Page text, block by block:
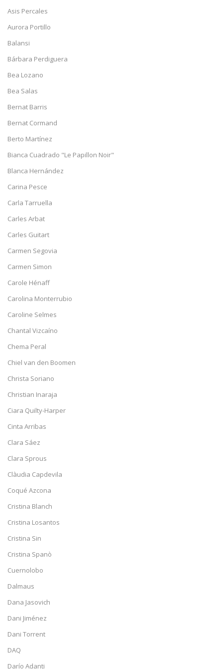
Asis Percales
Aurora Portillo
Balansi
Bárbara Perdiguera
Bea Lozano
Bea Salas
Bernat Barris
Bernat Cormand
Berto Martínez
Bianca Cuadrado "Le Papillon Noir"
Blanca Hernández
Carina Pesce
Carla Tarruella
Carles Arbat
Carles Guitart
Carmen Segovia
Carmen Simon
Carole Hénaff
Carolina Monterrubio
Caroline Selmes
Chantal Vizcaíno
Chema Peral
Chiel van den Boomen
Christa Soriano
Christian Inaraja
Ciara Quilty-Harper
Cinta Arribas
Clara Sáez
Clara Sprous
Clàudia Capdevila
Coqué Azcona
Cristina Blanch
Cristina Losantos
Cristina Sin
Cristina Spanò
Cuernolobo
Dalmaus
Dana Jasovich
Dani Jiménez
Dani Torrent
DAQ
Darío Adanti